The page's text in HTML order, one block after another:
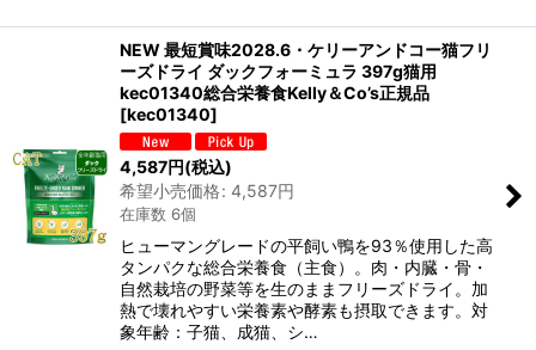
NEW 最短賞味2028.6・ケリーアンドコー猫フリ
ーズドライ ダックフォーミュラ 397g猫用
kec01340総合栄養食Kelly＆Co’s正規品
[kec01340]
4,587円(税込)
希望小売価格: 4,587円
在庫数 6個
ヒューマングレードの平飼い鴨を93％使用した高
タンパクな総合栄養食（主食）。肉・内臓・骨・
自然栽培の野菜等を生のままフリーズドライ。加
熱で壊れやすい栄養素や酵素も摂取できます。対
象年齢：子猫、成猫、シ…